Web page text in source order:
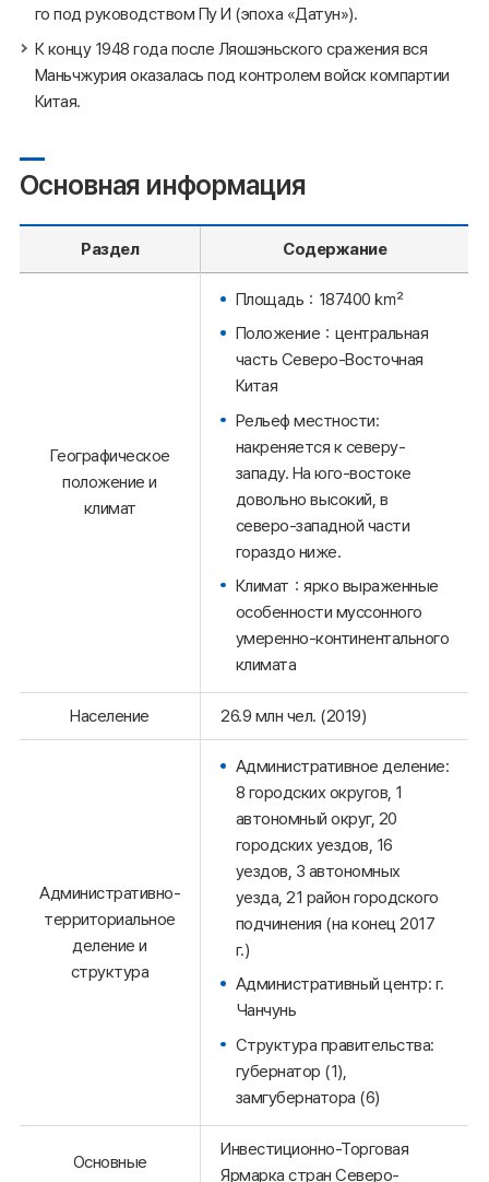
го под руководством Пу И (эпоха «Датун»).
К концу 1948 года после Ляошэньского сражения вся
Маньчжурия оказалась под контролем войск компартии
Китая.
Основная информация
Раздел Содержание
Географическое
положение и
климат
Площадь：187400 ㎢
Положение：центральная
часть Северо-Восточная
Китая
Рельеф местности:
накреняется к северу-
западу. На юго-востоке
довольно высокий, в
северо-западной части
гораздо ниже.
Климат：ярко выраженные
особенности муссонного
умеренно-континентального
климата
Население 26.9 млн чел. (2019)
Административно-
территориальное
деление и
структура
Административное деление:
8 городских округов, 1
автономный округ, 20
городских уездов, 16
уездов, 3 автономных
уезда, 21 район городского
подчинения (на конец 2017
г.)
Административный центр: г.
Чанчунь
Структура правительства:
губернатор (1),
замгубернатора (6)
Основные
Инвестиционно-Торговая
Ярмарка стран Северо-